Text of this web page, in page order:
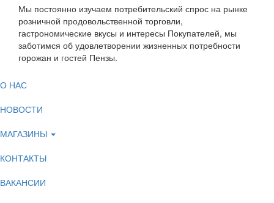
Мы постоянно изучаем потребительский спрос на рынке
розничной продовольственной торговли,
гастрономические вкусы и интересы Покупателей, мы
заботимся об удовлетворении жизненных потребности
горожан и гостей Пензы.
О НАС
НОВОСТИ
МАГАЗИНЫ
КОНТАКТЫ
ВАКАНСИИ